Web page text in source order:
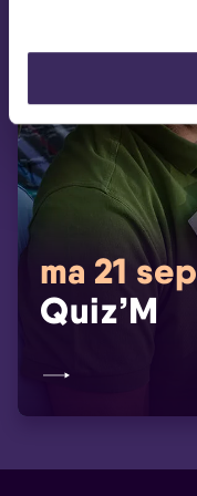
ma 21 sep
Quiz’M